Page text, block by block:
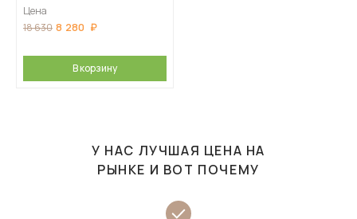
Цена
18 630 8 280
В корзину
У НАС ЛУЧШАЯ ЦЕНА НА
РЫНКЕ И ВОТ ПОЧЕМУ